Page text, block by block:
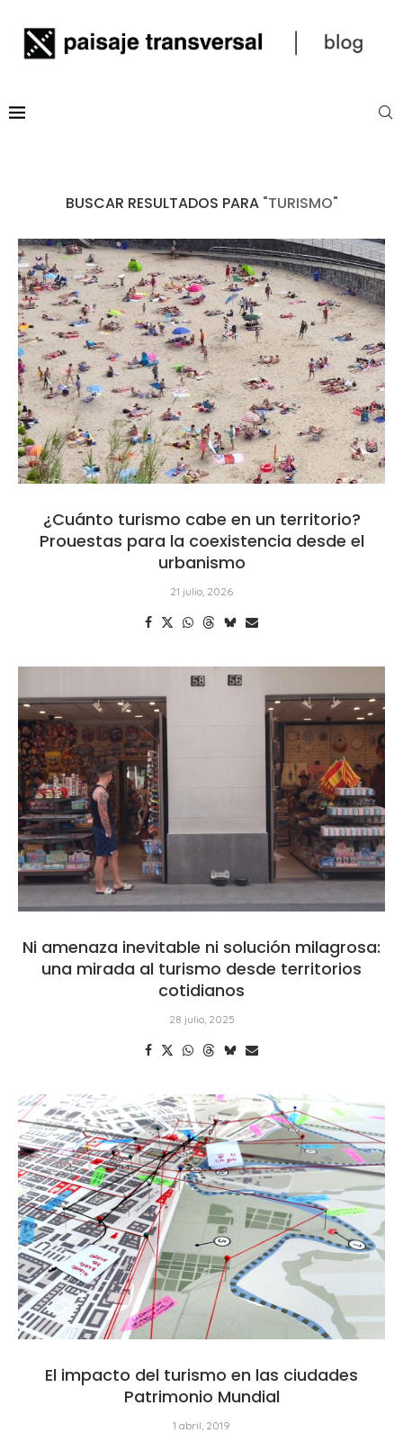
BUSCAR RESULTADOS PARA "TURISMO"
¿Cuánto turismo cabe en un territorio?
Prouestas para la coexistencia desde el
urbanismo
21 julio, 2026
Ni amenaza inevitable ni solución milagrosa:
una mirada al turismo desde territorios
cotidianos
28 julio, 2025
El impacto del turismo en las ciudades
Patrimonio Mundial
1 abril, 2019